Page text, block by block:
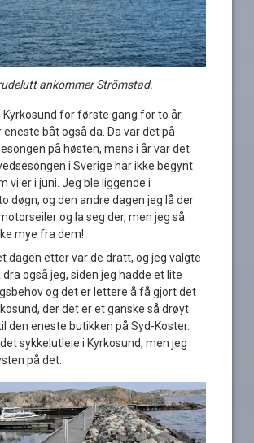
ankommer Strömstad.
Kyrkosund for første gang for to år
eneste båt også da. Da var det på
på høsten, mens i år var det
i Sverige har ikke begynt
vi er i juni. Jeg ble liggende i
døgn, og den andre dagen jeg lå der
og la seg der, men jeg så
mye fra dem!
dagen etter var de dratt, og jeg valgte
også jeg, siden jeg hadde et lite
og det er lettere å få gjort det
der det er et ganske så drøyt
den eneste butikken på Syd-Koster.
sykkelutleie i Kyrkosund, men jeg
på det.